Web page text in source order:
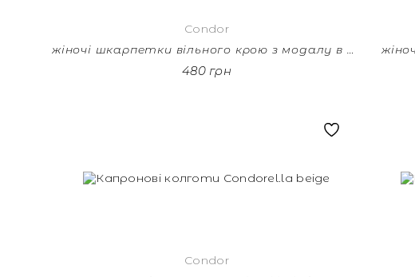
Condor
жіночі шкарпетки вільного крою з модалу в рубчик white
480 грн
Condor